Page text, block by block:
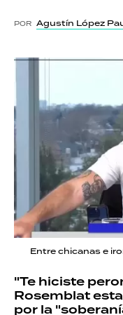
POR Agustín López
Entre chicanas e
"Te hiciste
Rosemblat
por la